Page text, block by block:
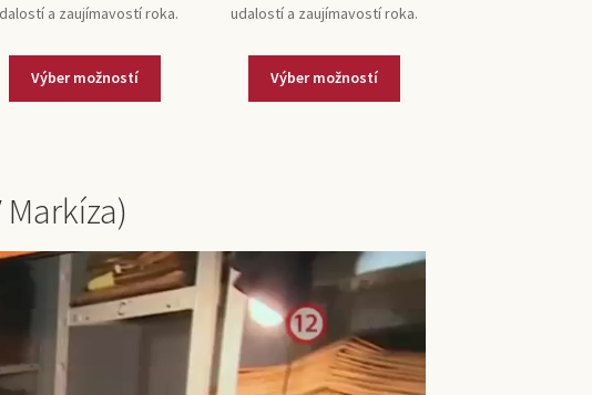
a zaujímavostí roka.
Výber možností
udalostí a zaujímavostí roka.
Výber možností